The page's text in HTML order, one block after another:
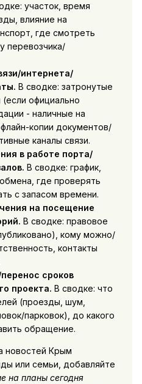
участок, время
влияние на
где смотреть
перевозчика/
интернета/
В сводке: затронутые
официально
- наличные на
копии документов/
каналы связи.
в работе порта/
В сводке: график,
где проверять
с запасом времени.
на посещение
В сводке: правовое
кому можно/
контакты
сроков
проекта. В сводке: что
(проезды, шум,
парковок), до какого
обращение.
новостей Крым
или семьи, добавляйте
на планы сегодня